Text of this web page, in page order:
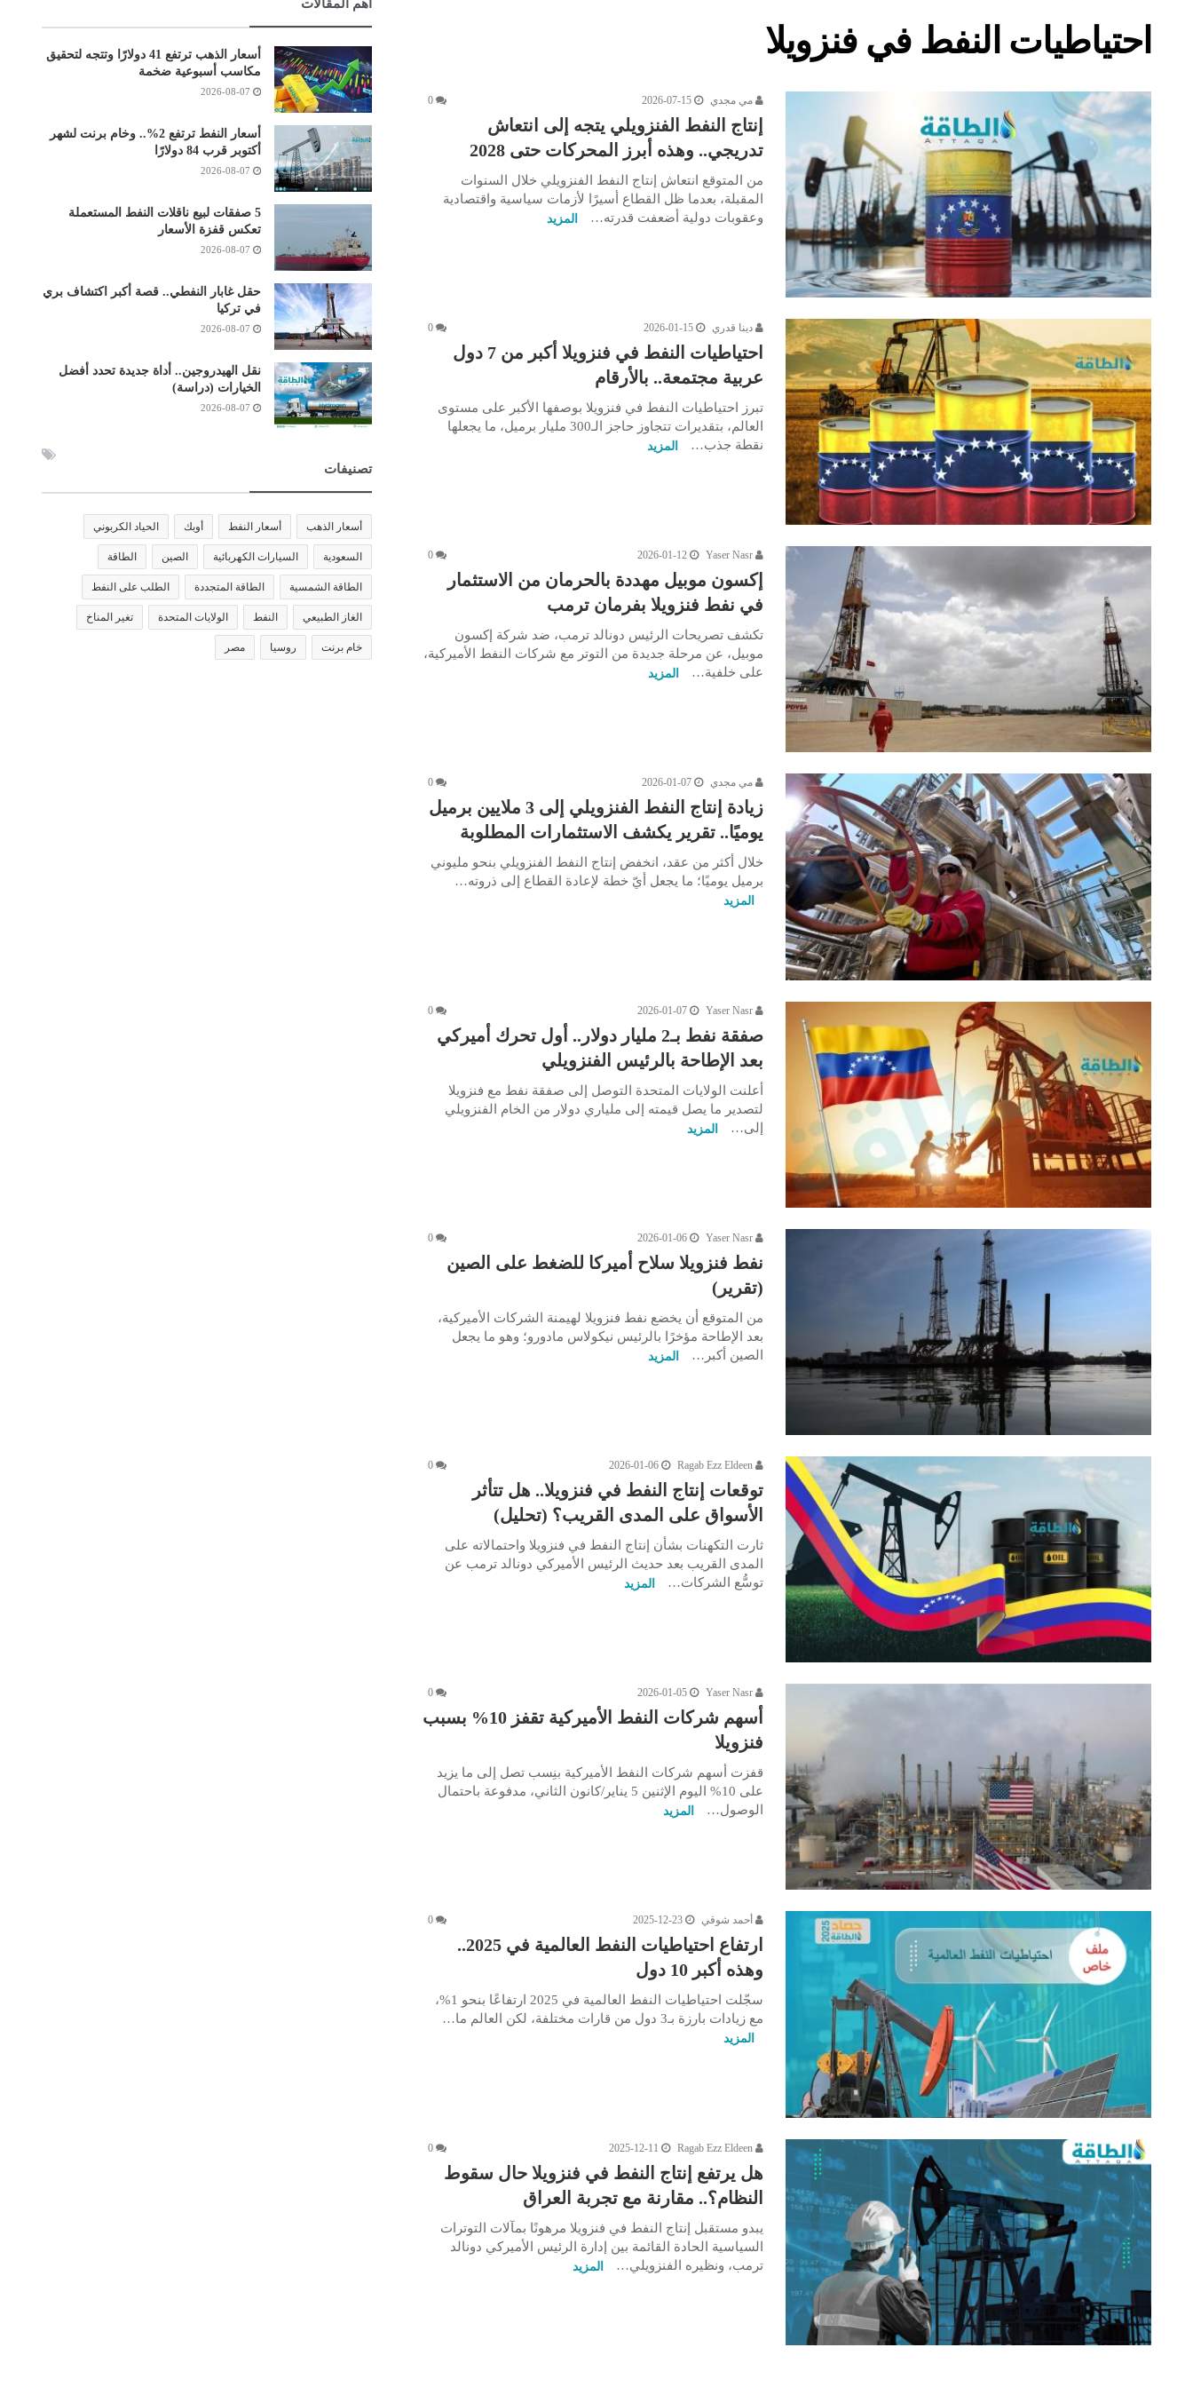
احتياطيات النفط في فنزويلا
مي مجدي 2026-07-15
0
إنتاج النفط الفنزويلي يتجه إلى انتعاش
تدريجي.. وهذه أبرز المحركات حتى 2028
من المتوقع انتعاش إنتاج النفط الفنزويلي خلال السنوات
المقبلة، بعدما ظل القطاع أسيرًا لأزمات سياسية واقتصادية
وعقوبات دولية أضعفت قدرته…
المزيد
دينا قدري 2026-01-15
0
احتياطيات النفط في فنزويلا أكبر من 7 دول
عربية مجتمعة.. بالأرقام
تبرز احتياطيات النفط في فنزويلا بوصفها الأكبر على مستوى
العالم، بتقديرات تتجاوز حاجز الـ300 مليار برميل، ما يجعلها
نقطة جذب…
المزيد
Yaser Nasr
2026-01-12
0
إكسون موبيل مهددة بالحرمان من الاستثمار
في نفط فنزويلا بفرمان ترمب
تكشف تصريحات الرئيس دونالد ترمب، ضد شركة إكسون
موبيل، عن مرحلة جديدة من التوتر مع شركات النفط الأميركية،
على خلفية…
المزيد
مي مجدي 2026-01-07
0
زيادة إنتاج النفط الفنزويلي إلى 3 ملايين برميل
يوميًا.. تقرير يكشف الاستثمارات المطلوبة
خلال أكثر من عقد، انخفض إنتاج النفط الفنزويلي بنحو مليوني
برميل يوميًا؛ ما يجعل أيّ خطة لإعادة القطاع إلى ذروته…
المزيد
Yaser Nasr
2026-01-07
0
صفقة نفط بـ2 مليار دولار.. أول تحرك أميركي
بعد الإطاحة بالرئيس الفنزويلي
أعلنت الولايات المتحدة التوصل إلى صفقة نفط مع فنزويلا
لتصدير ما يصل قيمته إلى ملياري دولار من الخام الفنزويلي
إلى…
المزيد
Yaser Nasr
2026-01-06
0
نفط فنزويلا سلاح أميركا للضغط على الصين
(تقرير)
من المتوقع أن يخضع نفط فنزويلا لهيمنة الشركات الأميركية،
بعد الإطاحة مؤخرًا بالرئيس نيكولاس مادورو؛ وهو ما يجعل
الصين أكبر…
المزيد
Ragab Ezz Eldeen
2026-01-06
0
توقعات إنتاج النفط في فنزويلا.. هل تتأثر
الأسواق على المدى القريب؟ (تحليل)
ثارت التكهنات بشأن إنتاج النفط في فنزويلا واحتمالاته على
المدى القريب بعد حديث الرئيس الأميركي دونالد ترمب عن
توسُّع الشركات…
المزيد
Yaser Nasr
2026-01-05
0
أسهم شركات النفط الأميركية تقفز 10% بسبب
فنزويلا
قفزت أسهم شركات النفط الأميركية بنِسب تصل إلى ما يزيد
على 10% اليوم الإثنين 5 يناير/كانون الثاني، مدفوعة باحتمال
الوصول…
المزيد
أحمد شوقي 2025-12-23
0
ارتفاع احتياطيات النفط العالمية في 2025..
وهذه أكبر 10 دول
سجّلت احتياطيات النفط العالمية في 2025 ارتفاعًا بنحو 1%،
مع زيادات بارزة بـ3 دول من قارات مختلفة، لكن العالم ما…
المزيد
Ragab Ezz Eldeen
2025-12-11
0
هل يرتفع إنتاج النفط في فنزويلا حال سقوط
النظام؟.. مقارنة مع تجربة العراق
يبدو مستقبل إنتاج النفط في فنزويلا مرهونًا بمآلات التوترات
السياسية الحادة القائمة بين إدارة الرئيس الأميركي دونالد
ترمب، ونظيره الفنزويلي…
المزيد
أهم المقالات
أسعار الذهب ترتفع 41 دولارًا وتتجه لتحقيق
مكاسب أسبوعية ضخمة
2026-08-07
أسعار النفط ترتفع 2%.. وخام برنت لشهر
أكتوبر قرب 84 دولارًا
2026-08-07
5 صفقات لبيع ناقلات النفط المستعملة
تعكس قفزة الأسعار
2026-08-07
حقل غابار النفطي.. قصة أكبر اكتشاف بري
في تركيا
2026-08-07
نقل الهيدروجين.. أداة جديدة تحدد أفضل
الخيارات (دراسة)
2026-08-07
تصنيفات
أسعار الذهب أسعار النفط أوبك الحياد الكربوني
السعودية السيارات الكهربائية الصين الطاقة
الطاقة الشمسية الطاقة المتجددة الطلب على النفط
الغاز الطبيعي النفط الولايات المتحدة تغير المناخ
خام برنت روسيا مصر